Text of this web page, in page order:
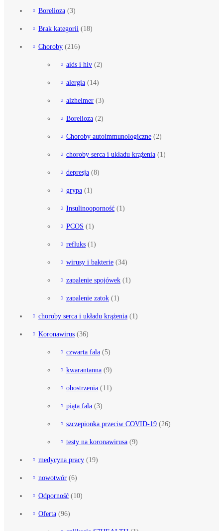
Borelioza (3)
Brak kategorii (18)
Choroby (216)
aids i hiv (2)
alergia (14)
alzheimer (3)
Borelioza (2)
Choroby autoimmunologiczne (2)
choroby serca i układu krążenia (1)
depresja (8)
grypa (1)
Insulinooporność (1)
PCOS (1)
refluks (1)
wirusy i bakterie (34)
zapalenie spojówek (1)
zapalenie zatok (1)
choroby serca i układu krążenia (1)
Koronawirus (36)
czwarta fala (5)
kwarantanna (9)
obostrzenia (11)
piąta fala (3)
szczepionka przeciw COVID-19 (26)
testy na koronawirusa (9)
medycyna pracy (19)
nowotwór (6)
Odporność (10)
Oferta (96)